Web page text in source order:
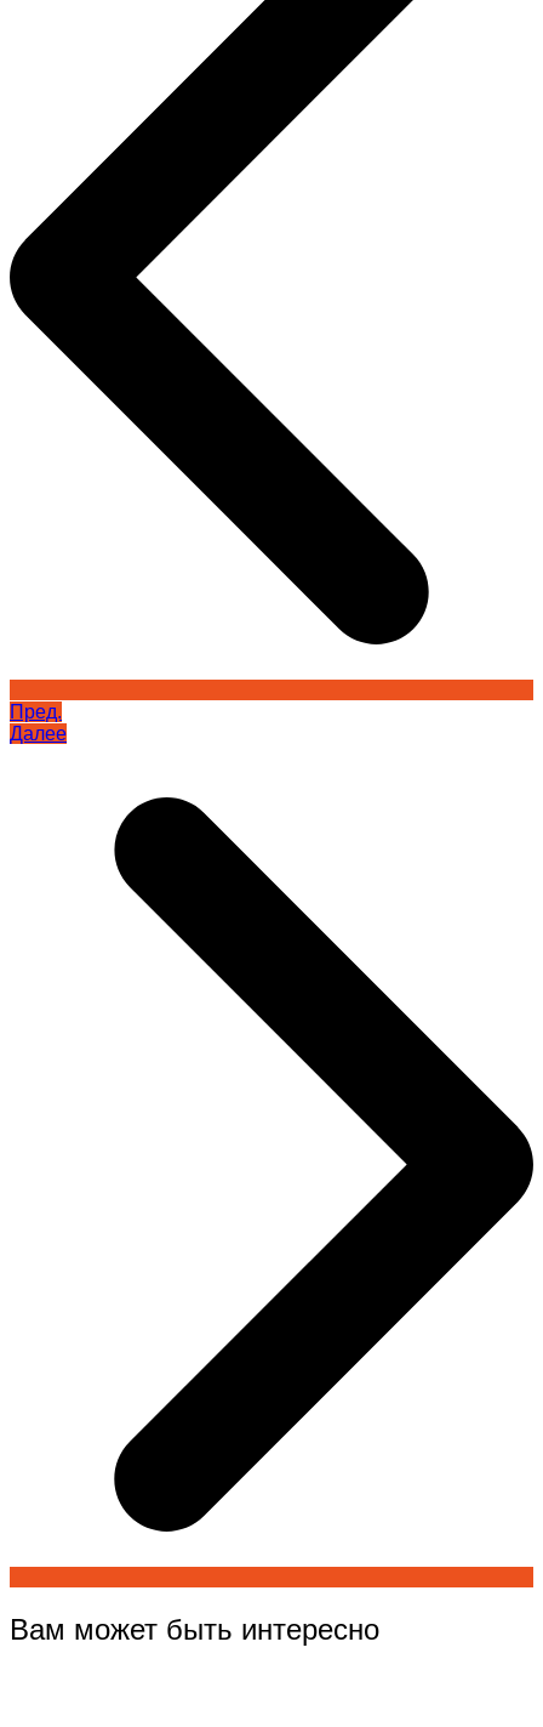
Пред.
Далее
Вам может быть интересно